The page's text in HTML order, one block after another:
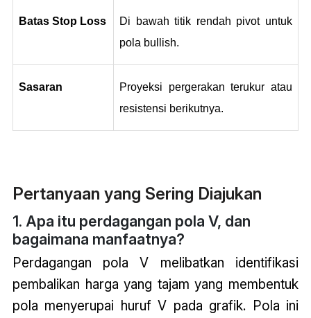
Batas Stop Loss
Di bawah titik rendah pivot untuk
pola bullish.
Sasaran
Proyeksi pergerakan terukur atau
resistensi berikutnya.
Pertanyaan yang Sering Diajukan
1. Apa itu perdagangan pola V, dan
bagaimana manfaatnya?
Perdagangan pola V melibatkan identifikasi
pembalikan harga yang tajam yang membentuk
pola menyerupai huruf V pada grafik. Pola ini